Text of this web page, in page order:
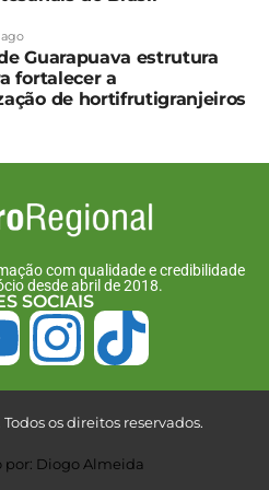
ao crédito para
da pecuária
cooperação com
ATeG no Paraná
Guarapuava estrutura
fortalecer a
de hortifrutigranjeiros
com qualidade e credibilidade
desde abril de 2018.
SOCIAIS
os direitos reservados.
por: Diogo Almeida